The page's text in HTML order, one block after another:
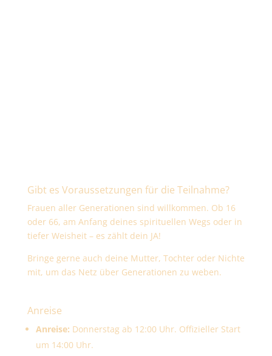
Gibt es Voraussetzungen für die Teilnahme?
Frauen aller Generationen sind willkommen. Ob 16
oder 66, am Anfang deines spirituellen Wegs oder in
tiefer Weisheit – es zählt dein JA!
Bringe gerne auch deine Mutter, Tochter oder Nichte
mit, um das Netz über Generationen zu weben.
Anreise
Anreise: Donnerstag ab 12:00 Uhr. Offizieller Start
um 14:00 Uhr.